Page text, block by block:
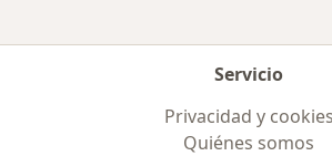
Servicio
Privacidad y cookies
Quiénes somos